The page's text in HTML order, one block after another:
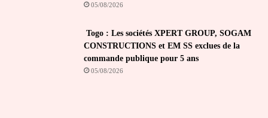
05/08/2026
Togo : Les sociétés XPERT GROUP, SOGAM
CONSTRUCTIONS et EM SS exclues de la
commande publique pour 5 ans
05/08/2026